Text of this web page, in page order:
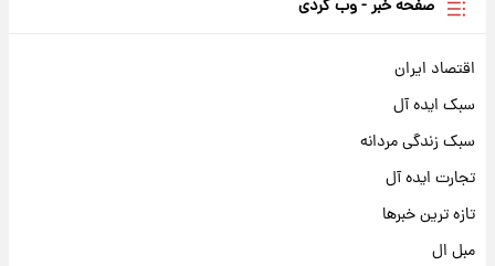
صفحه خبر - وب گردی
اقتصاد ایران
سبک ایده آل
سبک زندگی مردانه
تجارت ایده آل
تازه ترین خبرها
مبل ال